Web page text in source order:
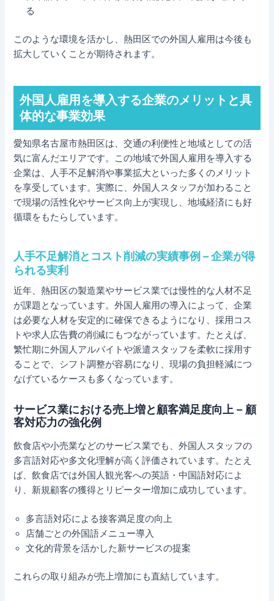
る
このような環境を活かし、熱田区での外国人雇用は今後も
拡大していくことが期待されます。
外国人雇用を導入する企業のメリットと具
体的な事業効果
愛知県名古屋市熱田区は、交通の利便性と地域としての活
気に富んだエリアです。この地域で外国人雇用を導入する
企業は、人手不足解消や事業拡大といった多くのメリット
を享受しています。実際に、外国人スタッフが加わること
で現場の活性化やサービス向上が実現し、地域経済にも好
循環をもたらしています。
人手不足解消とコスト削減の実績事例 – 企業が得
られる実利
近年、熱田区の製造業やサービス業では慢性的な人材不足
が課題となっています。外国人雇用の導入によって、企業
は必要な人材を安定的に確保できるようになり、採用コス
トや求人広告費の削減にもつながっています。たとえば、
繁忙期に外国人アルバイトや派遣スタッフを柔軟に採用す
ることで、シフト調整が容易になり、現場の負担軽減につ
なげているケースも多くなっています。
サービス業における売上増と顧客満足度向上 – 顧
客対応力の強化例
飲食店や小売業などのサービス業でも、外国人スタッフの
多言語対応や多文化理解が高く評価されています。たとえ
ば、飲食店では外国人観光客への英語・中国語対応によ
り、新規顧客の獲得とリピーター増加に成功しています。
多言語対応による接客満足度の向上
店舗ごとの外国語メニュー導入
文化的背景を活かした新サービスの提案
これらの取り組みが売上増加にも直結しています。